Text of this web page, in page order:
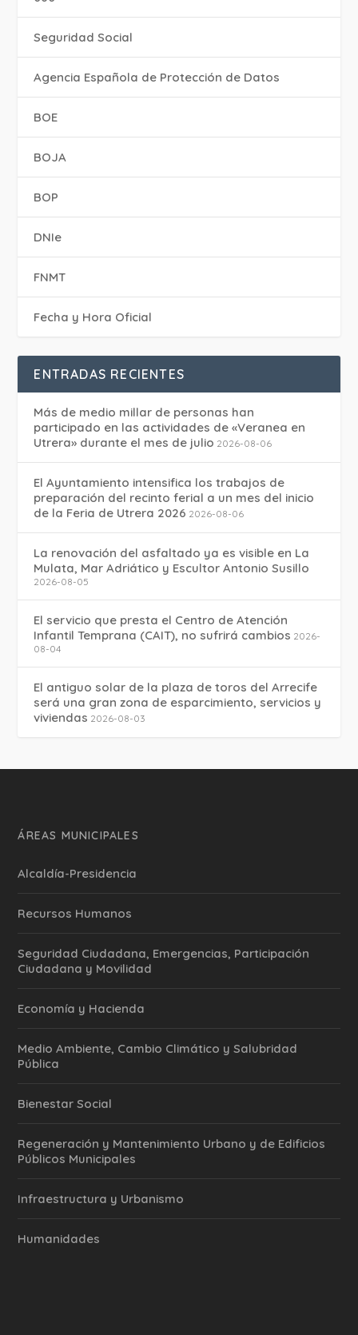
Seguridad Social
Agencia Española de Protección de Datos
BOE
BOJA
BOP
DNIe
FNMT
Fecha y Hora Oficial
ENTRADAS RECIENTES
Más de medio millar de personas han
participado en las actividades de «Veranea en
Utrera» durante el mes de julio 2026-08-06
El Ayuntamiento intensifica los trabajos de
preparación del recinto ferial a un mes del inicio
de la Feria de Utrera 2026 2026-08-06
La renovación del asfaltado ya es visible en La
Mulata, Mar Adriático y Escultor Antonio Susillo
2026-08-05
El servicio que presta el Centro de Atención
Infantil Temprana (CAIT), no sufrirá cambios 2026-
08-04
El antiguo solar de la plaza de toros del Arrecife
será una gran zona de esparcimiento, servicios y
viviendas 2026-08-03
ÁREAS MUNICIPALES
Alcaldía-Presidencia
Recursos Humanos
Seguridad Ciudadana, Emergencias, Participación
Ciudadana y Movilidad
Economía y Hacienda
Medio Ambiente, Cambio Climático y Salubridad
Pública
Bienestar Social
Regeneración y Mantenimiento Urbano y de Edificios
Públicos Municipales
Infraestructura y Urbanismo
Humanidades